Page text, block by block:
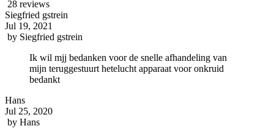
28 reviews
Siegfried gstrein
Jul 19, 2021
by Siegfried gstrein
Ik wil mjj bedanken voor de snelle afhandeling van
mijn teruggestuurt hetelucht apparaat voor onkruid
bedankt
Hans
Jul 25, 2020
by Hans